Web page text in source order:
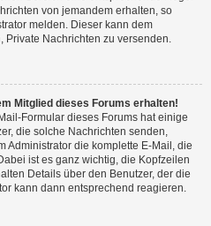
von jemandem erhalten, so
melden. Dieser kann dem
Private Nachrichten zu versenden.
Mitglied dieses Forums erhalten!
Formular dieses Forums hat einige
die solche Nachrichten senden,
Administrator die komplette E-Mail, die
ist es ganz wichtig, die Kopfzeilen
Details über den Benutzer, der die
kann dann entsprechend reagieren.